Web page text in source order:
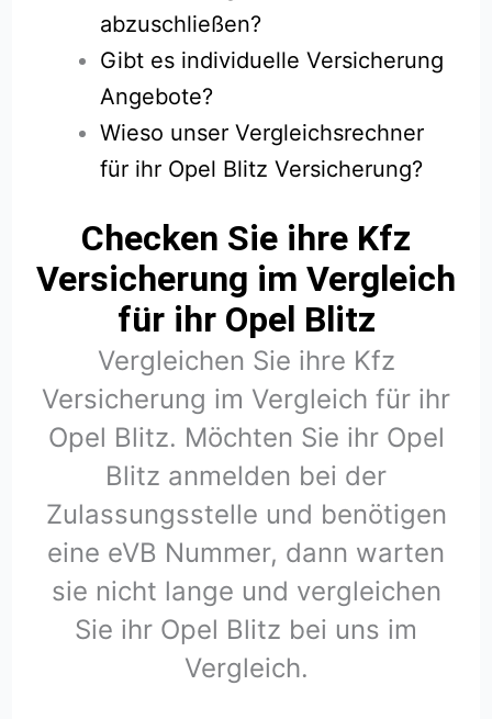
abzuschließen?
Gibt es individuelle Versicherung
Angebote?
Wieso unser Vergleichsrechner
für ihr Opel Blitz Versicherung?
Checken Sie ihre Kfz
Versicherung im Vergleich
für ihr Opel Blitz
Vergleichen Sie ihre Kfz
Versicherung im Vergleich für ihr
Opel Blitz. Möchten Sie ihr Opel
Blitz anmelden bei der
Zulassungsstelle und benötigen
eine eVB Nummer, dann warten
sie nicht lange und vergleichen
Sie ihr Opel Blitz bei uns im
Vergleich.